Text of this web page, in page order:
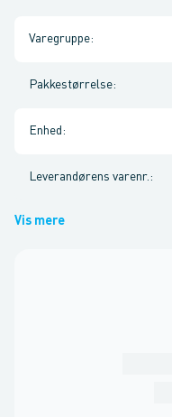
Varegruppe:
Pakkestørrelse:
Enhed :
Leverandørens varenr. :
Vis mere